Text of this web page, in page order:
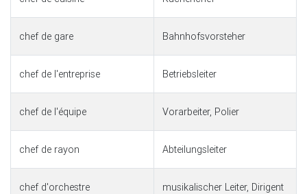
chef de gare Bahnhofsvorsteher
chef de l'entreprise Betriebsleiter
chef de l'équipe Vorarbeiter, Polier
chef de rayon Abteilungsleiter
chef d'orchestre musikalischer Leiter, Dirigent